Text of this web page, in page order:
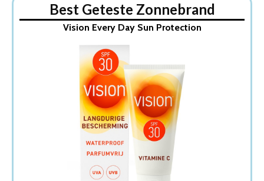
1. Vision Every Day Sun Protection
2. Garnier Anti-Age Zonnebrand
3. Australian Gold zonnebrandcreme
4. NIVEA SUN Zonnebrand Spray
5. Biodermal Zonnebrand
Wat is de beste Zonnebrand van 2026
1. Beste Zonnebrand van 2026
2. Fijnste Zonnebrand van 2026
3. Goede Prijs-Kwaliteit Zonnebrand
4. Beste Budget Zonnebrand van 2026
5. Goede Prijs-Kwaliteit Zonnebrand
Best Geteste Zonnebrand
Vision Every Day Sun Protection